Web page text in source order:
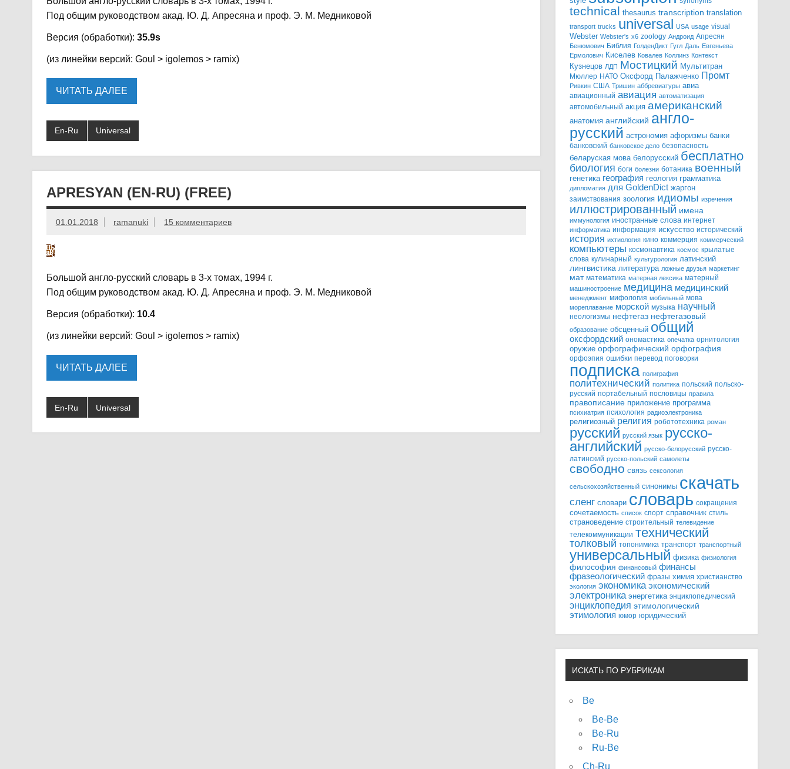
Под общим руководством акад. Ю. Д. Апресяна и проф. Э. М. Медниковой
Версия (обработки): 35.9s
(из линейки версий: Goul > igolemos > ramix)
ЧИТАТЬ ДАЛЕЕ
En-Ru Universal
APRESYAN (EN-RU) (FREE)
01.01.2018 ramanuki 15 комментариев
Большой англо-русский словарь в 3-х томах, 1994 г.
Под общим руководством акад. Ю. Д. Апресяна и проф. Э. М. Медниковой
Версия (обработки): 10.4
(из линейки версий: Goul > igolemos > ramix)
ЧИТАТЬ ДАЛЕЕ
En-Ru Universal
technical thesaurus transcription translation
transport trucks universal USA usage visual
Webster Webster's x6 zoology Андроид Апресян
Бенюмович Библия ГолденДикт Гугл Даль Евгеньева
Ермолович Киселев Ковалев Коллинз Контекст
Кузнецов ЛДП Мостицкий Мультитран
Мюллер НАТО Оксфорд Палажченко Промт
Ривкин США Тришин аббревиатуры авиа
авиационный авиация автоматизация
автомобильный акция американский
анатомия английский англо-
русский астрономия афоризмы банки
банковский банковское дело безопасность
беларуская мова белорусский бесплатно
биология боги болезни ботаника военный
генетика география геология грамматика
дипломатия для GoldenDict жаргон
заимствования зоология идиомы изречения
иллюстрированный имена
иммунология иностранные слова интернет
информатика информация искусство исторический
история ихтиология кино коммерция коммерческий
компьютеры космонавтика космос крылатые
слова кулинарный культурология латинский
лингвистика литература ложные друзья маркетинг
мат математика матерная лексика матерный
машиностроение медицина медицинский
менеджмент мифология мобильный мова
мореплавание морской музыка научный
неологизмы нефтегаз нефтегазовый
образование обсценный общий
оксфордский ономастика опечатка орнитология
оружие орфографический орфография
орфоэпия ошибки перевод поговорки
подписка полиграфия
политехнический политика польский польско-
русский портабельный пословицы правила
правописание приложение программа
психиатрия психология радиоэлектроника
религиозный религия робототехника роман
русский русский язык русско-
английский русско-белорусский русско-
латинский русско-польский самолеты
свободно связь сексология
сельскохозяйственный синонимы скачать
сленг словари словарь сокращения
сочетаемость список спорт справочник стиль
страноведение строительный телевидение
телекоммуникации технический
толковый топонимика транспорт транспортный
универсальный физика физиология
философия финансовый финансы
фразеологический фразы химия христианство
экология экономика экономический
электроника энергетика энциклопедический
энциклопедия этимологический
этимология юмор юридический
ИСКАТЬ ПО РУБРИКАМ
Be
Be-Be
Be-Ru
Ru-Be
Ch-Ru